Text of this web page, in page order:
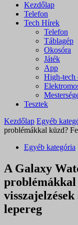
Kezdőlap
Telefon
Tech Hírek
Telefon
Táblagép
Okosóra
Játék
App
High-tech
Tesztek
Kezdőlap Egyéb
problémákkal küzd?
Egyéb kategória
A Galaxy
problémákkal
lepereg